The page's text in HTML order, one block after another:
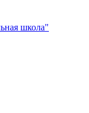
школа"